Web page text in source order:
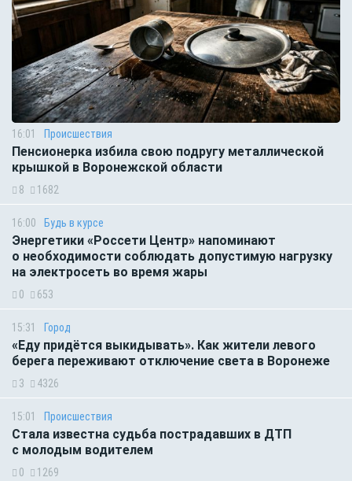
16:01 Происшествия
Пенсионерка избила свою подругу металлической
крышкой в Воронежской области
8 1682
16:00 Будь в курсе
Энергетики «Россети Центр» напоминают
о необходимости соблюдать допустимую нагрузку
на электросеть во время жары
0 653
15:31 Город
«Еду придётся выкидывать». Как жители левого
берега переживают отключение света в Воронеже
3 4326
15:01 Происшествия
Стала известна судьба пострадавших в ДТП
с молодым водителем
0 1269